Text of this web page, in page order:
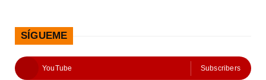
SÍGUEME
YouTube Subscribers